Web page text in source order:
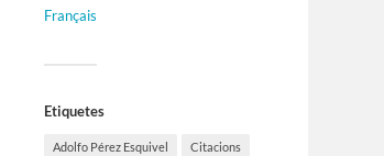
Français
Etiquetes
Adolfo Pérez Esquivel Citacions